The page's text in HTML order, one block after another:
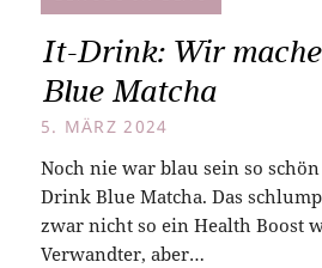
It-Drink: Wir
Blue Matcha
5. MÄRZ 2024
Noch nie war blau sein so
Drink Blue Matcha. Das
zwar nicht so ein Health Boost
Verwandter, aber…